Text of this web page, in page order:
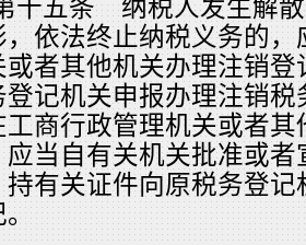
十五条 纳税人发生解
，依法终止纳税义务的
或者其他机关办理注销
登记机关申报办理注销
工商行政管理机关或者
应当自有关机关批准或者
持有关证件向原税务登
。